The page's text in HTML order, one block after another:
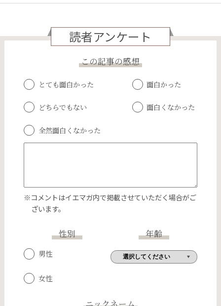
読者アンケート
この記事の感想
とても面白かった 面白かった
どちらでもない 面白くなかった
全然面白くなかった
※コメントはイエマガ内で掲載させていただく場合がご
ざいます。
性別
男性
女性
年齢
ニックネーム